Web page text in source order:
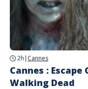
2h | Cannes
Cannes :
Walking Dead